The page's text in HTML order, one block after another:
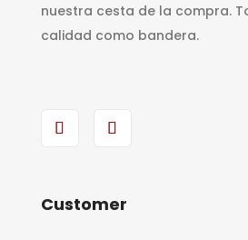
nuestra cesta de la compra.
calidad como bandera.
Customer